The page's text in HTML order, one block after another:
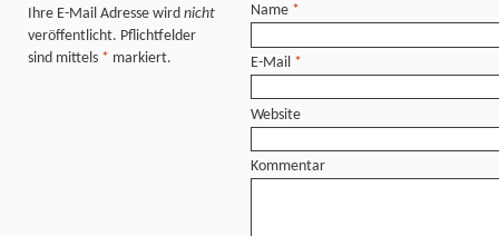
Ihre E-Mail Adresse wird nicht
veröffentlicht. Pflichtfelder
sind mittels * markiert.
Name *
E-Mail *
Website
Kommentar